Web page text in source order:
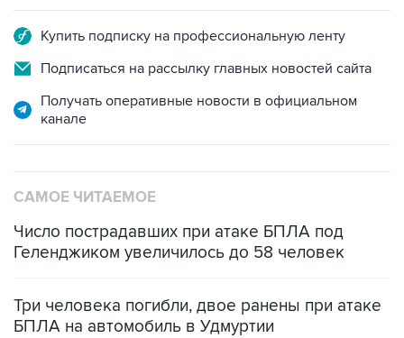
Купить подписку на профессиональную ленту
Подписаться на рассылку главных новостей сайта
Получать оперативные новости в официальном
канале
САМОЕ ЧИТАЕМОЕ
Число пострадавших при атаке БПЛА под
Геленджиком увеличилось до 58 человек
Три человека погибли, двое ранены при атаке
БПЛА на автомобиль в Удмуртии